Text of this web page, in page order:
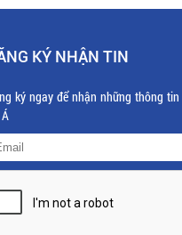
KÝ NHẬN TIN
ký ngay để nhận những thông